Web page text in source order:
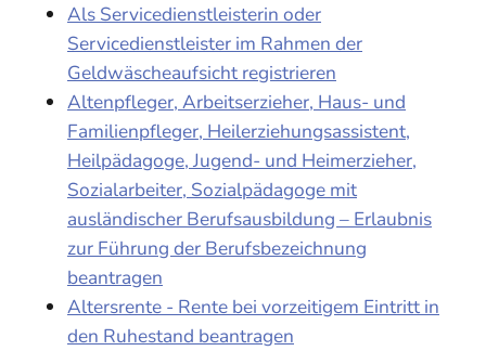
Als Servicedienstleisterin oder
Servicedienstleister im Rahmen der
Geldwäscheaufsicht registrieren
Altenpfleger, Arbeitserzieher, Haus- und
Familienpfleger, Heilerziehungsassistent,
Heilpädagoge, Jugend- und Heimerzieher,
Sozialarbeiter, Sozialpädagoge mit
ausländischer Berufsausbildung – Erlaubnis
zur Führung der Berufsbezeichnung
beantragen
Altersrente - Rente bei vorzeitigem Eintritt in
den Ruhestand beantragen